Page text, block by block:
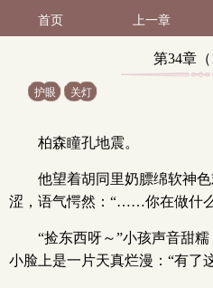
首页 上一章
第34章（
护眼 关灯
柏森瞳孔地震。
他望着胡同里奶膘绵软神
涩，语气愕然：“……你在做
“捡东西呀～”小孩声音甜
小脸上是一片天真烂漫：“有了